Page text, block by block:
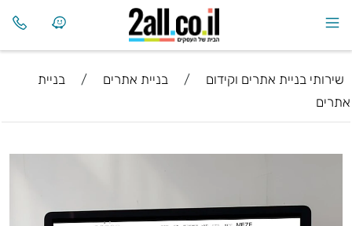
שירותי בניית אתרים וקידום / בניית אתרים /
בניית
אתרים